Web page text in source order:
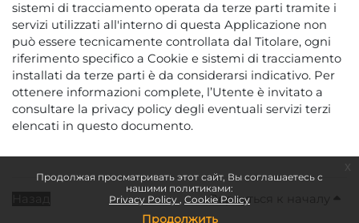
Продолжая просматривать этот сайт, Вы соглашаетесь с
нашими политиками:
Privacy Policy Cookie Policy
Продолжить
sistemi di tracciamento operata da terze parti tramite i
servizi utilizzati all'interno di questa Applicazione non
può essere tecnicamente controllata dal Titolare, ogni
riferimento specifico a Cookie e sistemi di tracciamento
installati da terze parti è da considerarsi indicativo. Per
ottenere informazioni complete, l’Utente è invitato a
consultare la privacy policy degli eventuali servizi terzi
elencati in questo documento.
Вернуться к началу